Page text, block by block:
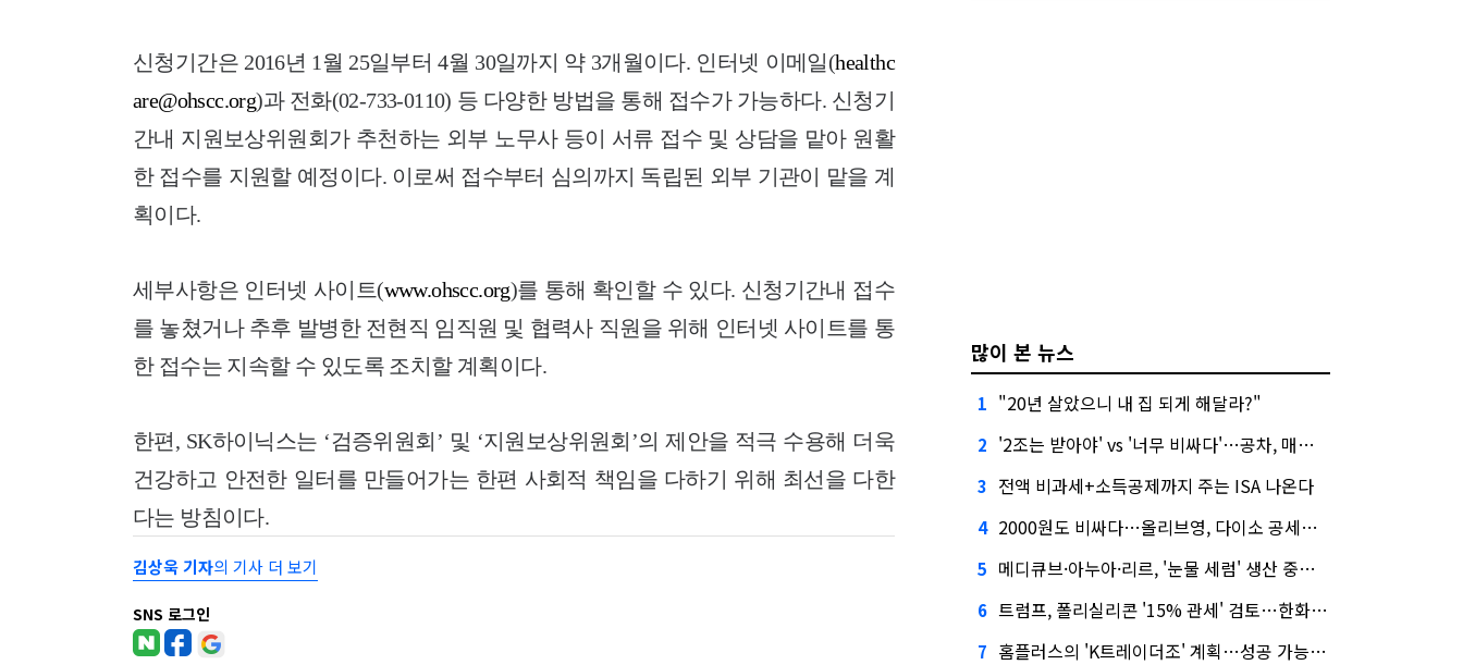
신청기간은 2016년 1월 25일부터 4월 30일까지 약 3개월이다. 인터넷 이메일(healthc
are@ohscc.org)과 전화(02-733-0110) 등 다양한 방법을 통해 접수가 가능하다. 신청기
간내 지원보상위원회가 추천하는 외부 노무사 등이 서류 접수 및 상담을 맡아 원활
한 접수를 지원할 예정이다. 이로써 접수부터 심의까지 독립된 외부 기관이 맡을 계
획이다.
세부사항은 인터넷 사이트(www.ohscc.org)를 통해 확인할 수 있다. 신청기간내 접수
를 놓쳤거나 추후 발병한 전현직 임직원 및 협력사 직원을 위해 인터넷 사이트를 통
한 접수는 지속할 수 있도록 조치할 계획이다.
한편, SK하이닉스는 ‘검증위원회’ 및 ‘지원보상위원회’의 제안을 적극 수용해 더욱
건강하고 안전한 일터를 만들어가는 한편 사회적 책임을 다하기 위해 최선을 다한
다는 방침이다.
김상욱 기자의 기사 더 보기
SNS 로그인
많이 본 뉴스
1 "20년 살았으니 내 집 되게 해달라?"
2 '2조는 받아야' vs '너무 비싸다'…공차, 매각 성공할까
3 전액 비과세+소득공제까지 주는 ISA 나온다
4 2000원도 비싸다…올리브영, 다이소 공세에 '가성비'로 맞불
5 메디큐브·아누아·리르, '눈물 세럼' 생산 중단한다
6 트럼프, 폴리실리콘 '15% 관세' 검토…한화큐셀·OCI 영향은?
7 홈플러스의 'K트레이더조' 계획…성공 가능성은 '글쎄'